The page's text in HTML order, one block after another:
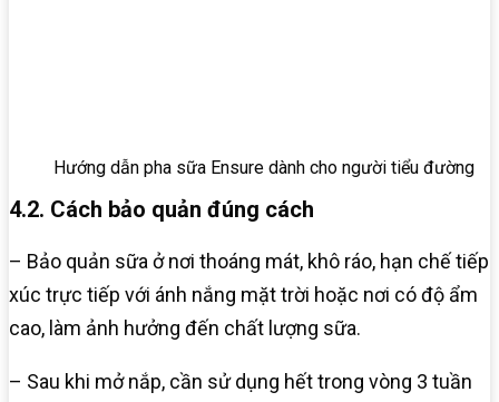
Hướng dẫn pha sữa Ensure dành cho người tiểu đường
4.2. Cách bảo quản đúng cách
– Bảo quản sữa ở nơi thoáng mát, khô ráo, hạn chế tiếp
xúc trực tiếp với ánh nắng mặt trời hoặc nơi có độ ẩm
cao, làm ảnh hưởng đến chất lượng sữa.
– Sau khi mở nắp, cần sử dụng hết trong vòng 3 tuần